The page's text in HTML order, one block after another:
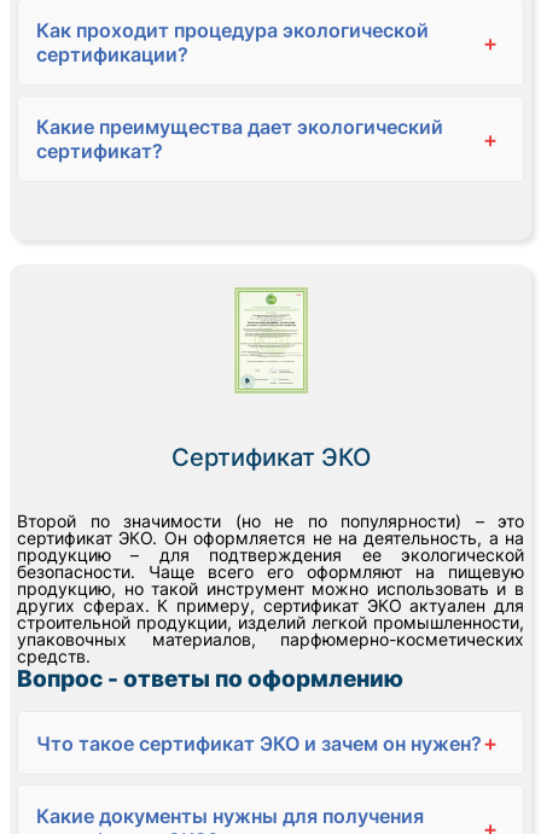
Как проходит процедура экологической
сертификации?
+
Какие преимущества дает экологический
сертификат?
+
Сертификат ЭКО
Второй по значимости (но не по популярности) – это
сертификат ЭКО. Он оформляется не на деятельность, а на
продукцию – для подтверждения ее экологической
безопасности. Чаще всего его оформляют на пищевую
продукцию, но такой инструмент можно использовать и в
других сферах. К примеру, сертификат ЭКО актуален для
строительной продукции, изделий легкой промышленности,
упаковочных материалов, парфюмерно-косметических
средств.
Вопрос - ответы по оформлению
Что такое сертификат ЭКО и зачем он нужен?+
Какие документы нужны для получения
+